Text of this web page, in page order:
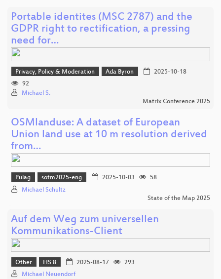
Portable identites (MSC 2787) and the
GDPR right to rectification, a pressing
need for…
Privacy, Policy & Moderation Ada Byron
2025-10-18
92
Michael S.
Matrix Conference 2025
OSMlanduse: A dataset of European
Union land use at 10 m resolution derived
from…
Pulag sotm2025-eng 2025-10-03
58
Michael Schultz
State of the Map 2025
Auf dem Weg zum universellen
Kommunikations-Client
Other HS 8 2025-08-17
293
Michael Neuendorf